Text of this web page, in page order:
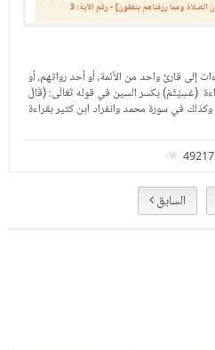
العشر الصغرى: برنامج الكتروني في القراءات
إخراج الخلاف والاتفاق والانفراد بين القراء
216503
السابق